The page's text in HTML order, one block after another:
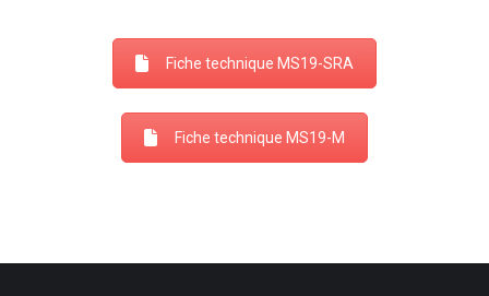
Fiche technique MS19-SRA
Fiche technique MS19-M